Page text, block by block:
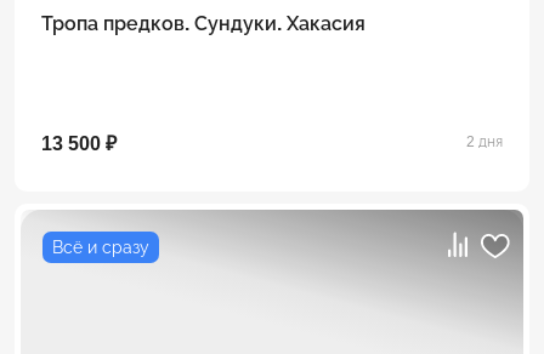
Тропа предков. Сундуки. Хакасия
13 500 ₽ 2 дня
Всё и сразу